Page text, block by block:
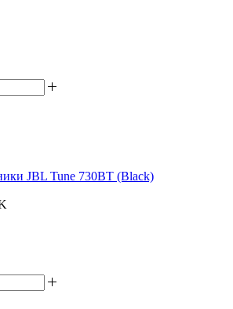
JBL Tune 730BT (Black)